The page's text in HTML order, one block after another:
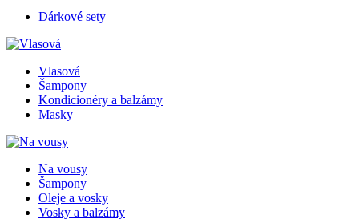
Dárkové sety
Vlasová
Šampony
Kondicionéry a balzámy
Masky
Na vousy
Šampony
Oleje a vosky
Vosky a balzámy